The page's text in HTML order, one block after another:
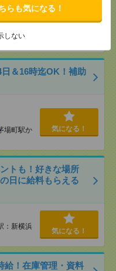
らも気になる！
しない
場町駅か
＆16時迄OK！補助
場町駅か
気になる！
トも！好きな場所
日に給料もらえる
：新横浜
気になる！
給！在庫管理・資料